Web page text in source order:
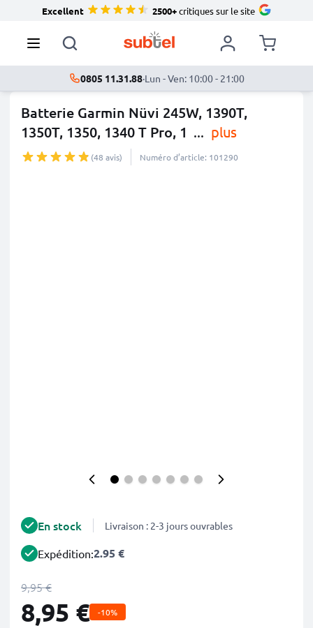
Excellent 2500+critiques sur le site
0805 11.31.88·Lun - Ven: 10:00 - 21:00
Batterie Garmin Nüvi 245W, 1390T,
1350T, 1350, 1340 T Pro, 1 ... plus
(48 avis) Numéro d’article: 101290
En stock Livraison : 2-3 jours ouvrables
Expédition:2.95 €
9,95 €
8,95 € -10%